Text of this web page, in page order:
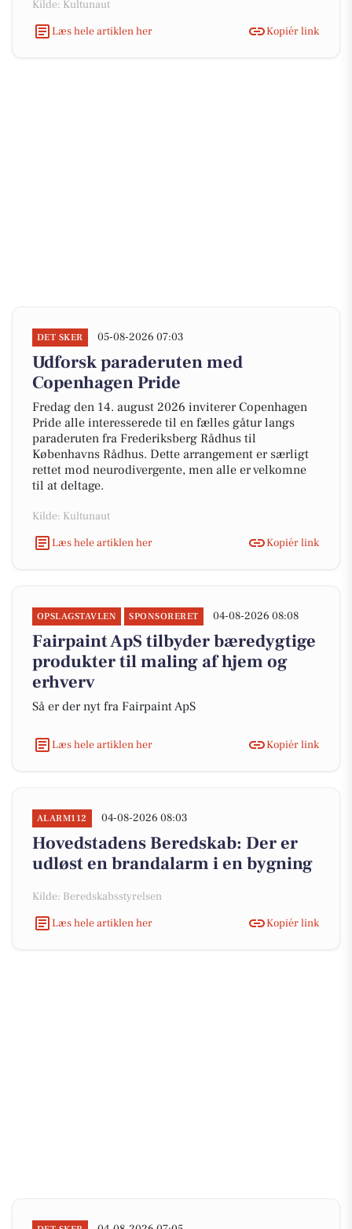
Kilde: Kultunaut
Læs hele artiklen her
Kopiér link
DET SKER 05-08-2026 07:03
Udforsk paraderuten med
Copenhagen Pride
Fredag den 14. august 2026 inviterer Copenhagen
Pride alle interesserede til en fælles gåtur langs
paraderuten fra Frederiksberg Rådhus til
Københavns Rådhus. Dette arrangement er særligt
rettet mod neurodivergente, men alle er velkomne
til at deltage.
Kilde: Kultunaut
Læs hele artiklen her
Kopiér link
OPSLAGSTAVLEN SPONSORERET 04-08-2026 08:08
Fairpaint ApS tilbyder bæredygtige
produkter til maling af hjem og
erhverv
Så er der nyt fra Fairpaint ApS
Læs hele artiklen her Kopiér link
ALARM112 04-08-2026 08:03
Hovedstadens Beredskab: Der er
udløst en brandalarm i en bygning
Kilde: Beredskabsstyrelsen
Læs hele artiklen her
Kopiér link